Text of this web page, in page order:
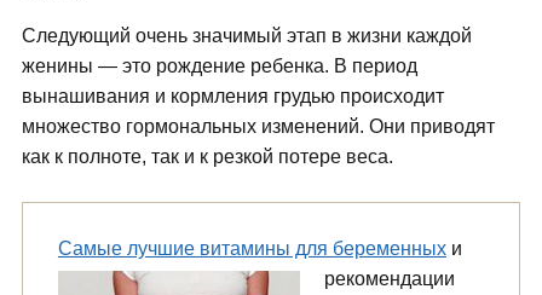
Следующий очень значимый этап в жизни каждой
женины — это рождение ребенка. В период
вынашивания и кормления грудью происходит
множество гормональных изменений. Они приводят
как к полноте, так и к резкой потере веса.
Самые лучшие витамины для беременныхи
рекомендации